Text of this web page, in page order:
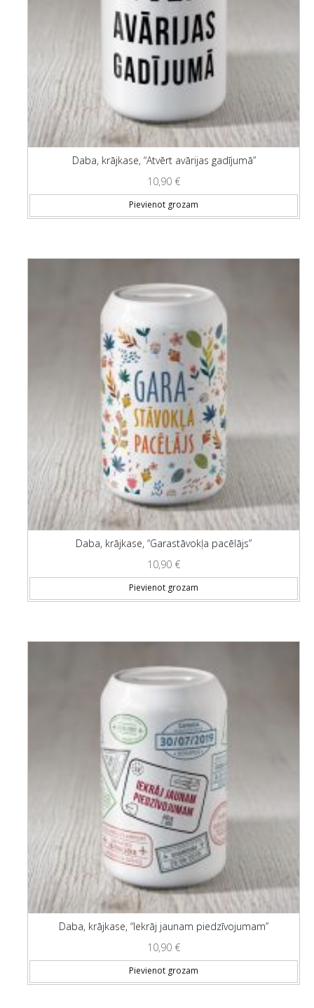
Daba, krājkase, “Atvērt avārijas gadījumā”
10,90 €
Pievienot grozam
Daba, krājkase, “Garastāvokļa pacēlājs”
10,90 €
Pievienot grozam
Daba, krājkase, “Iekrāj jaunam piedzīvojumam”
10,90 €
Pievienot grozam